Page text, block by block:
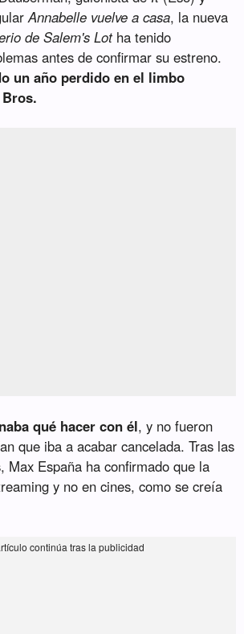
Annabelle vuelve a casa, la nueva
de Salem's Lotha tenido
antes de confirmar su estreno.
un año perdido en el limbo
qué hacer con él, y no fueron
que iba a acabar cancelada. Tras las
Max España ha confirmado que la
y no en cines, como se creía